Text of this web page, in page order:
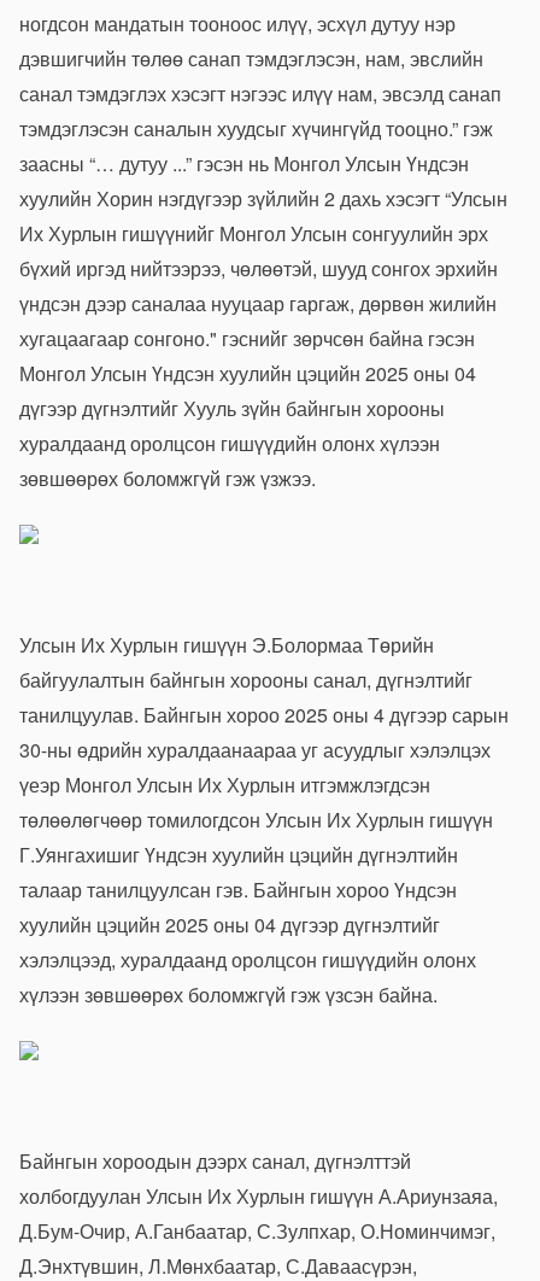
ногдсон мандатын тооноос илүү, эсхүл дутуу нэр
дэвшигчийн төлөө санап тэмдэглэсэн, нам, эвслийн
санал тэмдэглэх хэсэгт нэгээс илүү нам, эвсэлд санап
тэмдэглэсэн саналын хуудсыг хүчингүйд тооцно.” гэж
заасны “… дутуу ...” гэсэн нь Монгол Улсын Үндсэн
хуулийн Хорин нэгдүгээр зүйлийн 2 дахь хэсэгт “Улсын
Их Хурлын гишүүнийг Монгол Улсын сонгуулийн эрх
бүхий иргэд нийтээрээ, чөлөөтэй, шууд сонгох эрхийн
үндсэн дээр саналаа нууцаар гаргаж, дөрвөн жилийн
хугацаагаар сонгоно." гэснийг зөрчсөн байна гэсэн
Монгол Улсын Үндсэн хуулийн цэцийн 2025 оны 04
дүгээр дүгнэлтийг Хууль зүйн байнгын хорооны
хуралдаанд оролцсон гишүүдийн олонх хүлээн
зөвшөөрөх боломжгүй гэж үзжээ.
Улсын Их Хурлын гишүүн Э.Болормаа Төрийн
байгуулалтын байнгын хорооны санал, дүгнэлтийг
танилцуулав. Байнгын хороо 2025 оны 4 дүгээр сарын
30-ны өдрийн хуралдаанаараа уг асуудлыг хэлэлцэх
үеэр Монгол Улсын Их Хурлын итгэмжлэгдсэн
төлөөлөгчөөр томилогдсон Улсын Их Хурлын гишүүн
Г.Уянгахишиг Үндсэн хуулийн цэцийн дүгнэлтийн
талаар танилцуулсан гэв. Байнгын хороо Үндсэн
хуулийн цэцийн 2025 оны 04 дүгээр дүгнэлтийг
хэлэлцээд, хуралдаанд оролцсон гишүүдийн олонх
хүлээн зөвшөөрөх боломжгүй гэж үзсэн байна.
Байнгын хороодын дээрх санал, дүгнэлттэй
холбогдуулан Улсын Их Хурлын гишүүн А.Ариунзаяа,
Д.Бум-Очир, А.Ганбаатар, С.Зулпхар, О.Номинчимэг,
Д.Энхтүвшин, Л.Мөнхбаатар, С.Даваасүрэн,